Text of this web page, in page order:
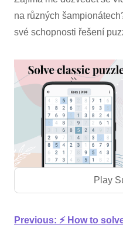
na různých
své schopnosti řešení
Play
Previous: ⚡ How to